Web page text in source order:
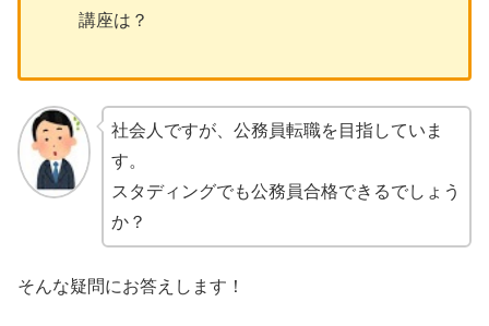
講座は？
社会人ですが、公務員転職を目指していま
す。
スタディングでも公務員合格できるでしょう
か？
そんな疑問にお答えします！